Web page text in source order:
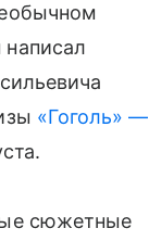
«Гоголь» —
сюжетные